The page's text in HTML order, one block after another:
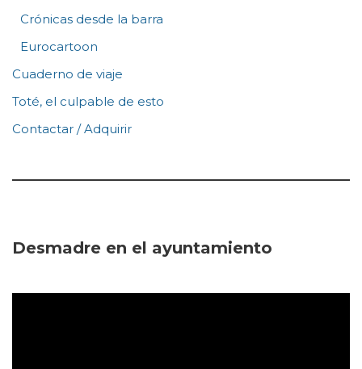
Crónicas desde la barra
Eurocartoon
Cuaderno de viaje
Toté, el culpable de esto
Contactar / Adquirir
Desmadre en el ayuntamiento